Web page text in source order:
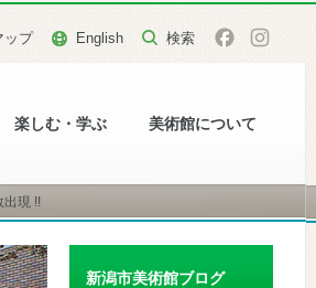
楽しむ・学ぶ 美術館について
ップ English
出現 !!
新潟市美術館ブログ